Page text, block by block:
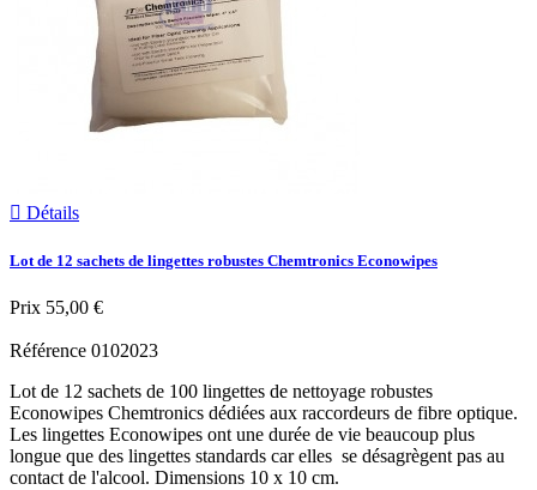
 Détails
Lot de 12 sachets de lingettes robustes Chemtronics Econowipes
Prix 55,00 €
Référence 0102023
Lot de 12 sachets de 100 lingettes de nettoyage robustes
Econowipes Chemtronics dédiées aux raccordeurs de fibre optique.
Les lingettes Econowipes ont une durée de vie beaucoup plus
longue que des lingettes standards car elles se désagrègent pas au
contact de l'alcool. Dimensions 10 x 10 cm.